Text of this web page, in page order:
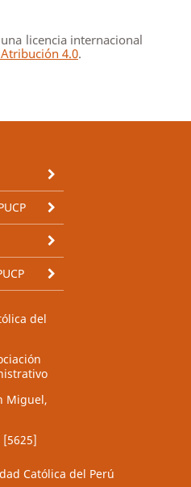
licencia internacional
4.0.
del
Miguel,
[5625]
Católica del Perú